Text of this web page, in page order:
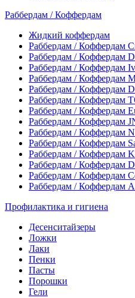
Раббердам / Коффердам
Жидкий коффердам
Раббердам / Коффердам
Раббердам / Коффердам
Раббердам / Коффердам
Раббердам / Коффердам
Раббердам / Коффердам
Раббердам / Коффердам
Раббердам / Коффердам
Раббердам / Коффердам
Раббердам / Коффердам
Раббердам / Коффердам
Раббердам / Коффердам
Раббердам / Коффердам
Раббердам / Коффердам
Раббердам / Коффердам
Профилактика и гигиена
Десенситайзеры
Ложки
Лаки
Пенки
Пасты
Порошки
Гели